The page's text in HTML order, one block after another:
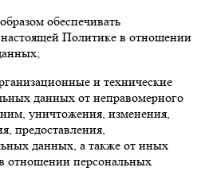
обеспечивать
Политике в отношении
и технические
данных от неправомерного
уничтожения, изменения,
предоставления,
данных, а также от иных
отношении персональных